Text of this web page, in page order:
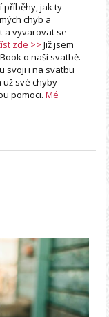
příběhy, jak ty
chyb a
a vyvarovat se
zde >>Již jsem
o naší svatbě.
svoji i na svatbu
už své chyby
pomoci.Mé